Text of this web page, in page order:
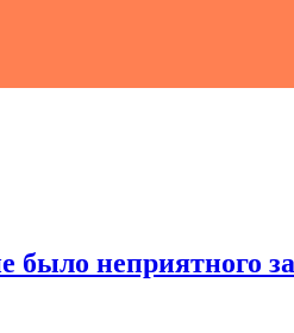
было неприятного